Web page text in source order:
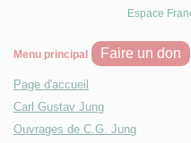
Espace
Menu principal Faire un don
Page d'accueil
Carl Gustav Jung
Ouvrages de C.G. Jung